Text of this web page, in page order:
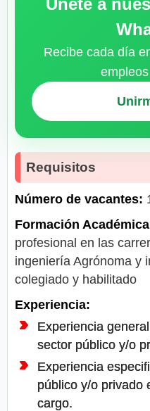
Únete a
Recibe cada día
Requisitos
Número de vacantes:
Formación
profesional en las
ingeniería Agrónoma y
colegiado y habilitado
Experiencia:
Experiencia
sector público y/o
Experiencia
público y/o privado
cargo.